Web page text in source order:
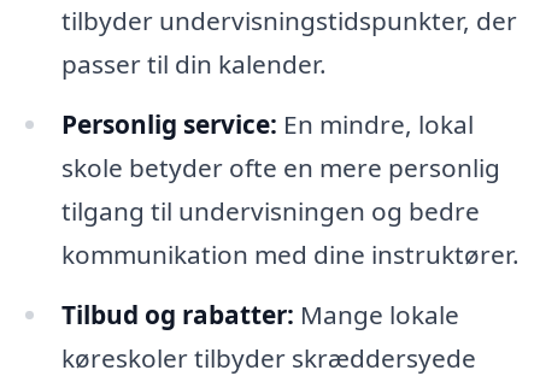
tilbyder undervisningstidspunkter, der
passer til din kalender.
Personlig service: En mindre, lokal
skole betyder ofte en mere personlig
tilgang til undervisningen og bedre
kommunikation med dine instruktører.
Tilbud og rabatter: Mange lokale
køreskoler tilbyder skræddersyede